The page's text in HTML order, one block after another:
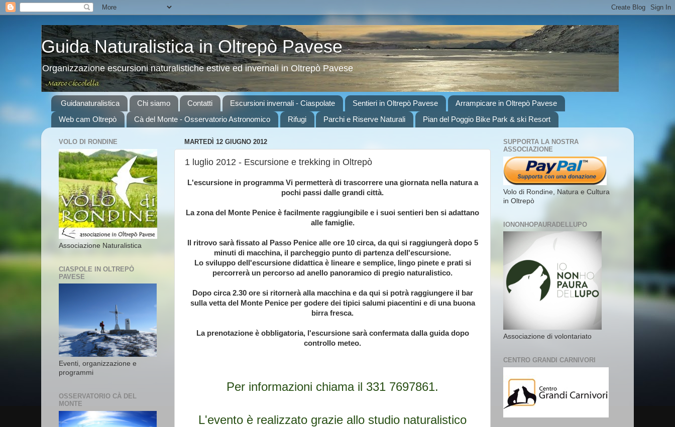
Guida Naturalistica in Oltrepò Pavese
Organizzazione escursioni naturalistiche estive ed invernali in Oltrepò Pavese
Guidanaturalistica Chi siamo Contatti Escursioni invernali - Ciaspolate Sentieri in Oltrepò Pavese
Arrampicare in Oltrepò Pavese
Web cam Oltrepò
Cà del Monte - Osservatorio Astronomico Rifugi Parchi e Riserve Naturali Pian del Poggio Bike Park & ski Resort
MARTEDÌ 12 GIUGNO 2012
1 luglio 2012 - Escursione e trekking in Oltrepò
L'escursione in programma Vi permetterà di trascorrere una giornata nella natura a
pochi passi dalle grandi città.
La zona del Monte Penice è facilmente raggiungibile e i suoi sentieri ben si adattano
alle famiglie.
Il ritrovo sarà fissato al Passo Penice alle ore 10 circa, da qui si raggiungerà dopo 5
minuti di macchina, il parcheggio punto di partenza dell'escursione.
Lo sviluppo dell'escursione didattica è lineare e semplice, lingo pinete e prati si
percorrerà un percorso ad anello panoramico di pregio naturalistico.
Dopo circa 2.30 ore si ritornerà alla macchina e da qui si potrà raggiungere il bar
sulla vetta del Monte Penice per godere dei tipici salumi piacentini e di una buona
birra fresca.
La prenotazione è obbligatoria, l'escursione sarà confermata dalla guida dopo
controllo meteo.
Per informazioni chiama il 331 7697861.
L'evento è realizzato grazie allo studio naturalistico
VOLO DI RONDINE
Associazione Naturalistica
CIASPOLE IN OLTREPÒ
PAVESE
Eventi, organizzazione e
programmi
OSSERVATORIO CÀ DEL
MONTE
SUPPORTA LA NOSTRA
ASSOCIAZIONE
Volo di Rondine, Natura e Cultura
in Oltrepò
IONONHOPAURADELLUPO
Associazione di volontariato
CENTRO GRANDI CARNIVORI